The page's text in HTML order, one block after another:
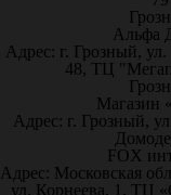
Альфа
Адрес: г. Грозный,
48, ТЦ
Магазин
Адрес: г. Грозный,
FOX
Адрес: Московская
ул. Корнеева, 1, ТЦ